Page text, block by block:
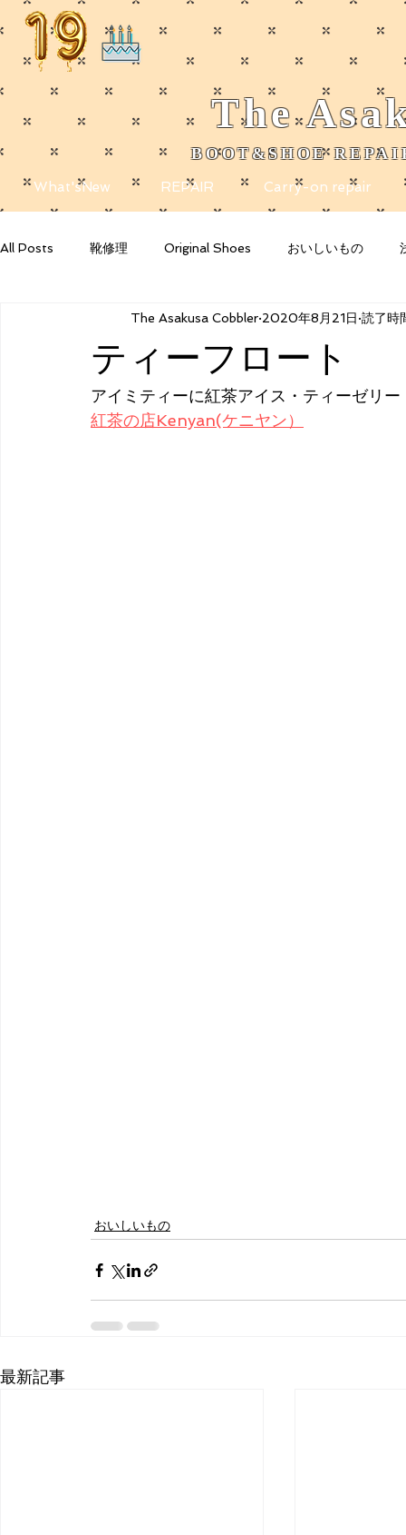
The
​BOOT&SHOE
What'sNew REPAIR Carry-on repair
All Posts 靴修理 Original Shoes おいしいもの
Your Community Blogging Tips
ティーフロート
The Asakusa Cobbler 2020年8月21日 読了時
アイミティーに紅茶アイス・ティーゼリ
紅茶の店Kenyan(ケニヤン）
おいしいもの
最新記事